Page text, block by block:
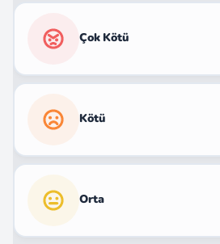
Çok Kötü
Kötü
Orta